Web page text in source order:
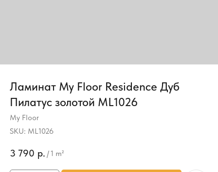
Ламинат My Floor Residence Дуб
Пилатус золотой ML1026
My Floor
SKU: ML1026
3 790 р. /1 m²